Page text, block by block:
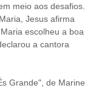
meio aos desafios.
Jesus afirma
escolheu a boa
a cantora
Grande", de Marine